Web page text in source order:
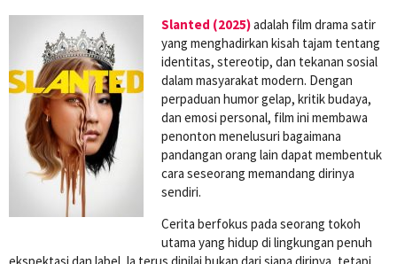
Slanted (2025)adalah film drama satir
yang menghadirkan kisah tajam tentang
identitas, stereotip, dan tekanan sosial
dalam masyarakat modern. Dengan
perpaduan humor gelap, kritik budaya,
dan emosi personal, film ini membawa
penonton menelusuri bagaimana
pandangan orang lain dapat membentuk
cara seseorang memandang dirinya
sendiri.
Cerita berfokus pada seorang tokoh
utama yang hidup di lingkungan penuh